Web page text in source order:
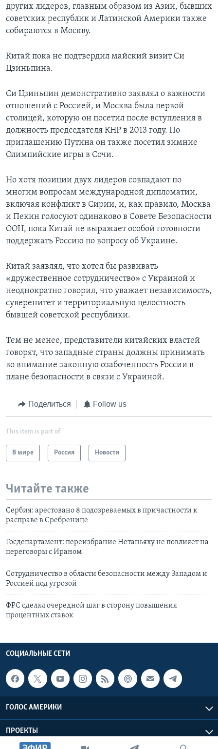
других лидеров, главным образом из Азии, бывших
советских республик и Латинской Америки также
собираются в Москву.
Китай пока не подтвердил майский визит Си
Цзиньпина.
Си Цзиньпин демонстративно заявлял о важности
отношений с Россией, и Москва была первой
столицей, которую он посетил после вступления в
должность председателя КНР в 2013 году. По
приглашению Путина он также посетил зимние
Олимпийские игры в Сочи.
Но хотя позиции двух лидеров совпадают по
многим вопросам международной дипломатии,
включая конфликт в Сирии, и, как правило, Москва
и Пекин голосуют одинаково в Совете Безопасности
ООН, пока Китай не выражает особой готовности
поддержать Россию по вопросу об Украине.
Китай заявлял, что хотел бы развивать
«дружественное сотрудничество» с Украиной и
неоднократно говорил, что уважает независимость,
суверенитет и территориальную целостность
бывшей советской республики.
Тем не менее, представители китайских властей
говорят, что западные страны должны принимать
во внимание законную озабоченность России в
плане безопасности в связи с Украиной.
Поделиться Follow us
This item is part of
В мире Россия Новости
Читайте также
Сербия: арестовано 8 подозреваемых в причастности к
расправе в Сребренице
Госдепартамент: переизбрание Нетаньяху не повлияет на
переговоры с Ираном
Сотрудничество в области безопасности между Западом и
Россией под угрозой
ФРС сделал очередной шаг в сторону повышения
процентных ставок
СОЦИАЛЬНЫЕ СЕТИ
ГОЛОС АМЕРИКИ
ПРОЕКТЫ